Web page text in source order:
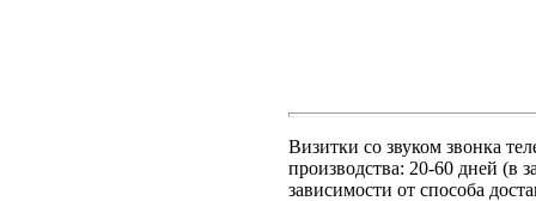
Визитки со звуком звонка
производства: 20-60 дней (в
зависимости от способа